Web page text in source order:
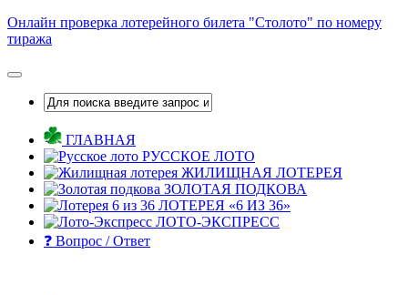
Skip
to
Онлайн проверка лотерейного билета "Столото" по номеру
тиража
ГЛАВНАЯ
РУССКОЕ ЛОТО
ЖИЛИЩНАЯ ЛОТЕРЕЯ
ЗОЛОТАЯ ПОДКОВА
ЛОТЕРЕЯ «6 ИЗ 36»
ЛОТО-ЭКСПРЕСС
❓ Вопрос / Ответ